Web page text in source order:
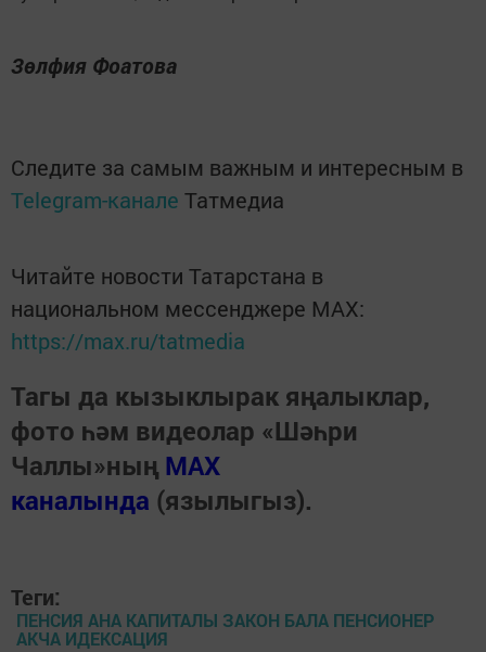
Зөлфия Фоатова
Следите за самым важным и интересным в
Telegram-канале Татмедиа
Читайте новости Татарстана в
национальном мессенджере MАХ:
https://max.ru/tatmedia
Тагы да кызыклырак яңалыклар,
фото һәм видеолар «Шәһри
Чаллы»ның MAX
каналында (язылыгыз).
Теги:
ПЕНСИЯ АНА КАПИТАЛЫ ЗАКОН БАЛА ПЕНСИОНЕР
АКЧА ИДЕКСАЦИЯ